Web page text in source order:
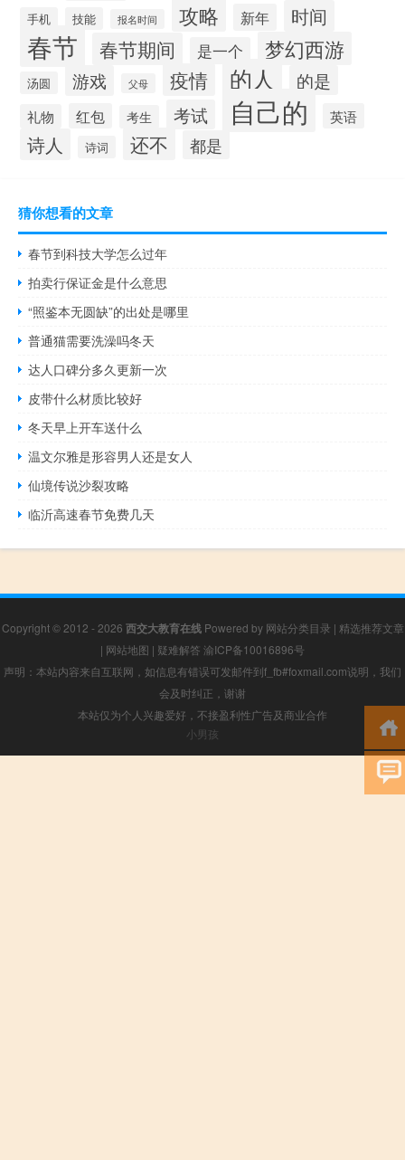
手机 技能 报名时间 攻略 新年 时间
春节 春节期间 是一个 梦幻西游
汤圆 游戏 父母 疫情 的人 的是
礼物 红包 考生 考试 自己的 英语
诗人 诗词 还不 都是
猜你想看的文章
春节到科技大学怎么过年
拍卖行保证金是什么意思
“照鉴本无圆缺”的出处是哪里
普通猫需要洗澡吗冬天
达人口碑分多久更新一次
皮带什么材质比较好
冬天早上开车送什么
温文尔雅是形容男人还是女人
仙境传说沙裂攻略
临沂高速春节免费几天
Copyright © 2012 - 2026 西交大教育在线Powered by 网站分类目录 | 精选推荐文章
| 网站地图 | 疑难解答 渝ICP备10016896号
声明：本站内容来自互联网，如信息有错误可发邮件到f_fb#foxmail.com说明，我们
会及时纠正，谢谢
本站仅为个人兴趣爱好，不接盈利性广告及商业合作
小男孩